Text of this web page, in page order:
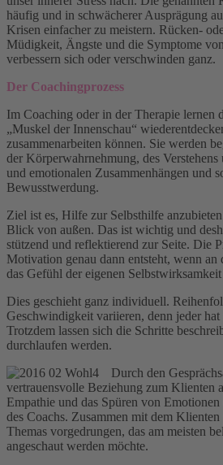
häufig und in schwächerer Ausprägung
Krisen einfacher zu meistern. Rücken-
Müdigkeit, Ängste und die Symptome
verbessern sich oder verschwinden ganz.
Der Coachingprozess
Im Coaching oder in der Therapie lernen
„Muskel der Innenschau“
zusammenarbeiten können. Sie werden
der Körperwahrnehmung, des
und emotionalen Zusammenhängen und
Bewusstwerdung.
Ziel ist es, Hilfe zur Selbsthilfe
Blick von außen. Das ist wichtig und
stützend und reflektierend zur Seite. Die
Motivation genau dann entsteht, wenn
das Gefühl der eigenen
Dies geschieht ganz individuell.
Geschwindigkeit variieren, denn jeder hat
Trotzdem lassen sich die Schritte
durchlaufen werden.
Durch den
vertrauensvolle Beziehung zum Klienten
Empathie und das Spüren von
des Coachs. Zusammen mit dem
Themas vorgedrungen, das am meisten
angeschaut werden möchte.